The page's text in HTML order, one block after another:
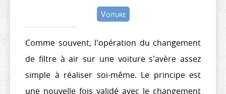
Voiture
Comme souvent, l'opération du changement
de filtre à air sur une voiture s'avère assez
simple à réaliser soi-même. Le principe est
une nouvelle fois validé avec le changement